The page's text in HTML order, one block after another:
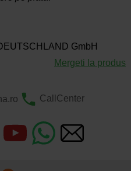
GmbH
Mergeti la produs
CallCenter